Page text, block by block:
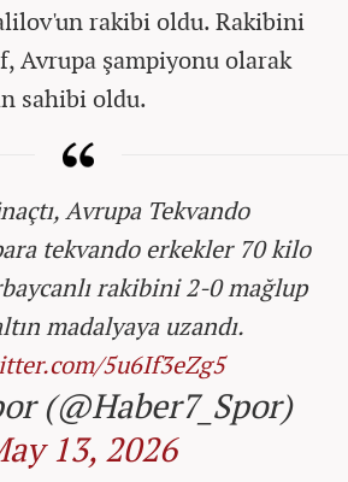
rakibi oldu. Rakibini
Avrupa şampiyonu olarak
sahibi oldu.
Avrupa Tekvando
tekvando erkekler 70 kilo
rakibini 2-0 mağlup
madalyaya uzandı.
5u6If3eZg5
(@Haber7_Spor)
13, 2026